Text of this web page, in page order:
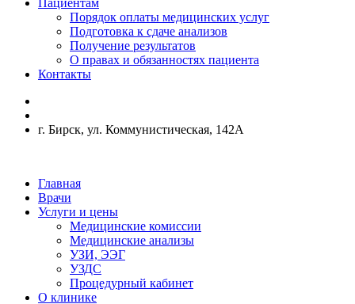
Пациентам
Порядок оплаты медицинских услуг
Подготовка к сдаче анализов
Получение результатов
О правах и обязанностях пациента
Контакты
г. Бирск, ул. Коммунистическая, 142А
Главная
Врачи
Услуги и цены
Медицинские комиссии
Медицинские анализы
УЗИ, ЭЭГ
УЗДС
Процедурный кабинет
О клинике